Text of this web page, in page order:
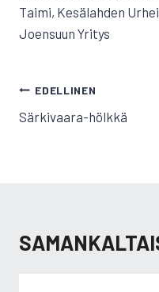
Taimi, Kesälahden
Joensuun Yritys
ARTIKKELIEN
SELAUS
EDELLINEN
Särkivaara-hölkkä